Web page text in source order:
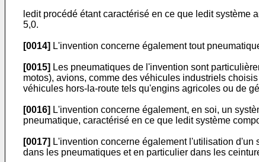
ledit procédé étant caractérisé en ce que ledit
5,0.
[0014] L'invention concerne également tout
[0015] Les pneumatiques de l'invention sont
motos), avions, comme des véhicules industriels
véhicules hors-la-route tels qu'engins agricoles ou de
[0016] L'invention concerne également, en soi, un
pneumatique, caractérisé en ce que ledit système
[0017] L'invention concerne également l'utilisation
dans les pneumatiques et en particulier dans les